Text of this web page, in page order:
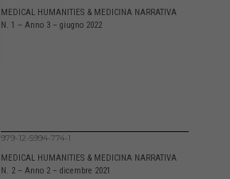
MEDICAL HUMANITIES & MEDICINA NARRATIVA
N. 1 – Anno 3 – giugno 2022
979-12-5994-774-1
MEDICAL HUMANITIES & MEDICINA NARRATIVA
N. 2 – Anno 2 – dicembre 2021